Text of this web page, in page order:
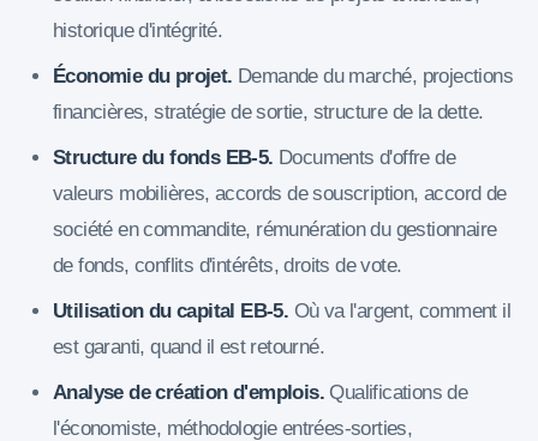
historique d'intégrité.
Économie du projet. Demande du marché, projections
financières, stratégie de sortie, structure de la dette.
Structure du fonds EB-5. Documents d'offre de
valeurs mobilières, accords de souscription, accord de
société en commandite, rémunération du gestionnaire
de fonds, conflits d'intérêts, droits de vote.
Utilisation du capital EB-5. Où va l'argent, comment il
est garanti, quand il est retourné.
Analyse de création d'emplois. Qualifications de
l'économiste, méthodologie entrées-sorties,